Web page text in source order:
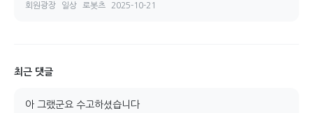
회원광장 일상 로봇츠 2025-10-21
최근 댓글
아 그랬군요 수고하셨습니다